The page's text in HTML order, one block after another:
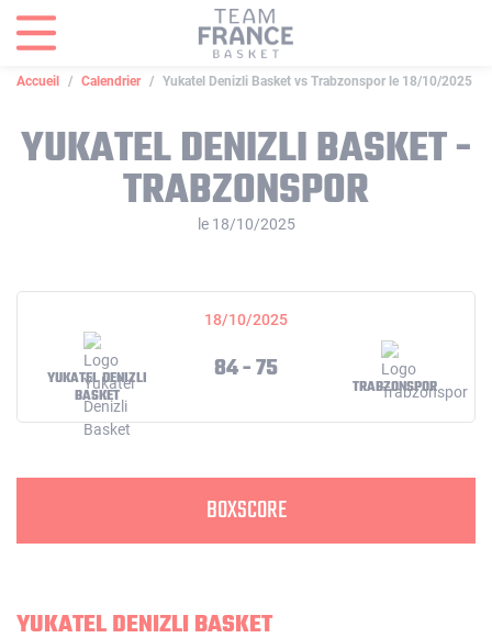
Accueil Calendrier Yukatel Denizli Basket vs Trabzonspor le 18/10/2025
YUKATEL DENIZLI BASKET -
TRABZONSPOR
le 18/10/2025
18/10/2025
YUKATEL DENIZLI
BASKET
84 - 75
TRABZONSPOR
BOXSCORE
YUKATEL DENIZLI BASKET
Panneau de gestion des cookies